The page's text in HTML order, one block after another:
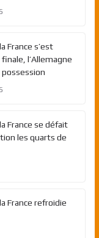
France s’est
l’Allemagne
possession
France se défait
les quarts de
France refroidie